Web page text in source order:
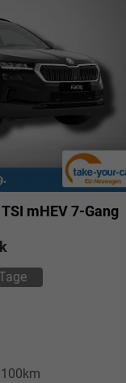
mHEV 7-Gang